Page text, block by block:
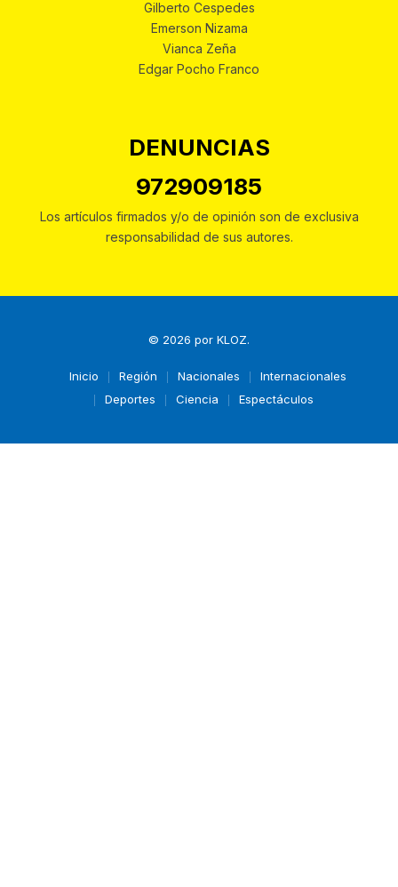
Gilberto Cespedes
Emerson Nizama
Vianca Zeña
Edgar Pocho Franco
DENUNCIAS
972909185
Los artículos firmados y/o de opinión son de exclusiva
responsabilidad de sus autores.
© 2026 por KLOZ.
Inicio Región Nacionales
Internacionales
Deportes
Ciencia Espectáculos